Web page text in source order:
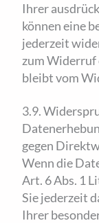
Ihrer
können eine
jederzeit
zum
bleibt vom
3.9.
gegen
Wenn die
Art. 6 Abs. 1
Sie jederzeit
Ihrer